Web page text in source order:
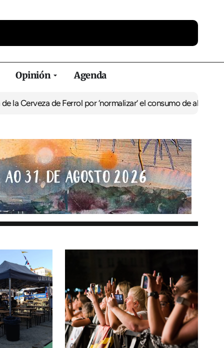
Opinión Agenda
Ferrol por ‘normalizar’ el consumo de alcoholDe Perlío a